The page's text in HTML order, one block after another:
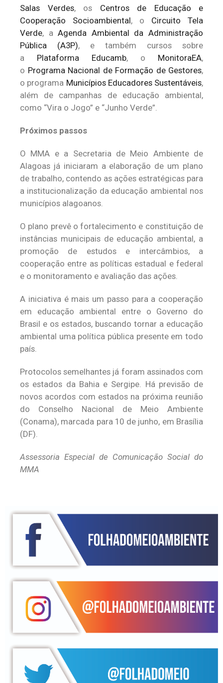
Salas Verdes, os Centros de Educação e
Cooperação Socioambiental, o Circuito Tela
Verde, aAgenda Ambiental da Administração
Pública (A3P), e também cursos sobre
a Plataforma Educamb, o MonitoraEA,
o Programa Nacional de Formação de Gestores,
o programa Municípios Educadores Sustentáveis,
além de campanhas de educação ambiental,
como “Vira o Jogo” e “Junho Verde”.
Próximos passos
O MMA e a Secretaria de Meio Ambiente de
Alagoas já iniciaram a elaboração de um plano
de trabalho, contendo as ações estratégicas para
a institucionalização da educação ambiental nos
municípios alagoanos.
O plano prevê o fortalecimento e constituição de
instâncias municipais de educação ambiental, a
promoção de estudos e intercâmbios, a
cooperação entre as políticas estadual e federal
e o monitoramento e avaliação das ações.
A iniciativa é mais um passo para a cooperação
em educação ambiental entre o Governo do
Brasil e os estados, buscando tornar a educação
ambiental uma política pública presente em todo
país.
Protocolos semelhantes já foram assinados com
os estados da Bahia e Sergipe. Há previsão de
novos acordos com estados na próxima reunião
do Conselho Nacional de Meio Ambiente
(Conama), marcada para 10 de junho, em Brasília
(DF).
Assessoria Especial de Comunicação Social do
MMA